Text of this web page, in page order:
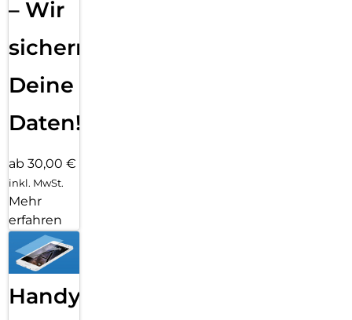
– Wir
sichern
Deine
Daten!
ab 30,00 €
inkl. MwSt.
Mehr
erfahren
Handy